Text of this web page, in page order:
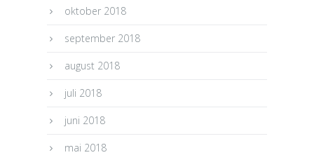
oktober 2018
september 2018
august 2018
juli 2018
juni 2018
mai 2018